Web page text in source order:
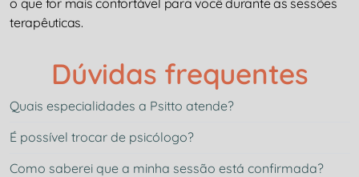
terapêuticas.
Dúvidas frequentes
Quais especialidades a Psitto atende?
É possível trocar de psicólogo?
Como saberei que a minha sessão está confirmada?